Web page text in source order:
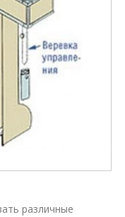
различные